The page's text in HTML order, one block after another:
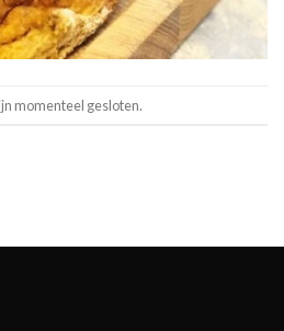
momenteel gesloten.